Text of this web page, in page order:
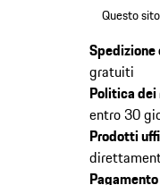
Questo
Spedizione
gratuiti
Politica dei
entro 30
Prodotti